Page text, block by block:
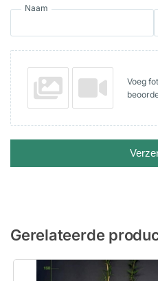
Naam
Voeg
Gerelateerde